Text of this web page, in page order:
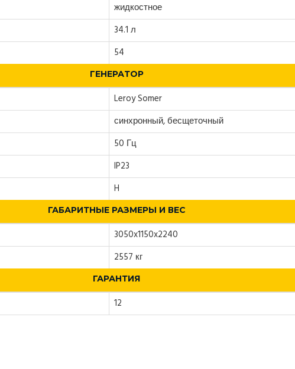
жидкостное
34.1 л
54
ГЕНЕРАТОР
Leroy Somer
синхронный, бесщеточный
50 Гц
IP23
H
ГАБАРИТНЫЕ РАЗМЕРЫ И ВЕС
3050x1150x2240
2557 кг
ГАРАНТИЯ
12